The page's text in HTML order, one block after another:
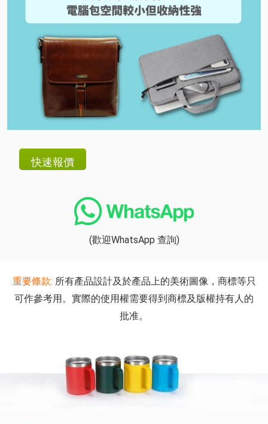
(歡迎WhatsApp 查詢)
重要條款: 所有產品設計及於產品上的美術圖像，商標等只
可作參考用。實際的使用權需要得到商標及版權持有人的
批准。